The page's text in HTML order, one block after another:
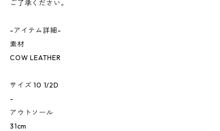
ご了承ください。
-アイテム詳細-
素材
COW LEATHER
サイズ 10 1/2D
-
アウトソール
31cm